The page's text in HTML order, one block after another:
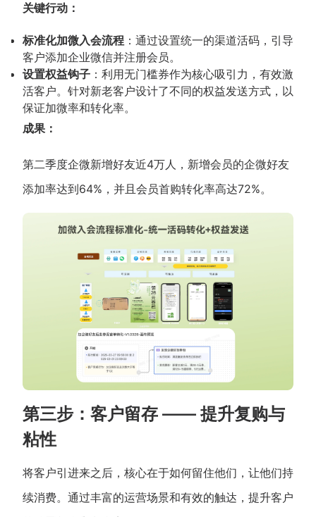
关键行动：
标准化加微入会流程 ：通过设置统一的渠道活码，引导
客户添加企业微信并注册会员。
设置权益钩子 ：利用无门槛券作为核心吸引力，有效激
活客户。针对新老客户设计了不同的权益发送方式，以
保证加微率和转化率。
成果：
第二季度企微新增好友近4万人，新增会员的企微好友
添加率达到64%，并且会员首购转化率高达72%。
第三步：客户留存 —— 提升复购与
粘性
将客户引进来之后，核心在于如何留住他们，让他们持
续消费。通过丰富的运营场景和有效的触达，提升客户